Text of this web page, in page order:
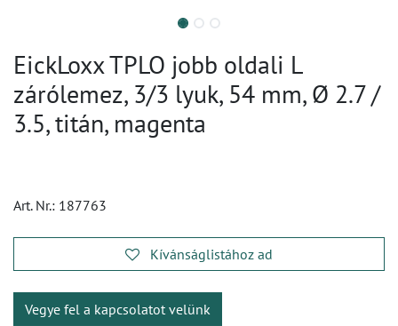
EickLoxx TPLO jobb oldali L
zárólemez, 3/3 lyuk, 54 mm, Ø 2.7 /
3.5, titán, magenta
Art. Nr.: 187763
Kívánságlistához ad
Vegye fel a kapcsolatot velünk